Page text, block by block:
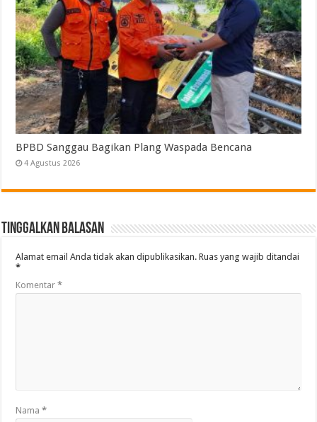
BPBD Sanggau Bagikan Plang Waspada Bencana
4 Agustus 2026
Tinggalkan Balasan
Alamat email Anda tidak akan dipublikasikan. Ruas yang wajib ditandai
*
Komentar*
Nama*